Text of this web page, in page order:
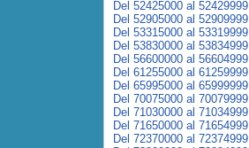
Del 52425000 al 52429999
Del 52905000 al 52909999
Del 53315000 al 53319999
Del 53830000 al 53834999
Del 56600000 al 56604999
Del 61255000 al 61259999
Del 65995000 al 65999999
Del 70075000 al 70079999
Del 71030000 al 71034999
Del 71650000 al 71654999
Del 72370000 al 72374999